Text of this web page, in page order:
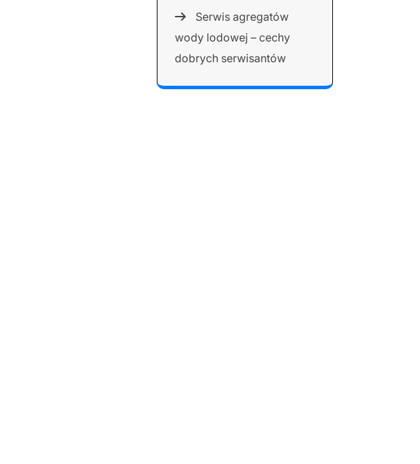
Serwis agregatów
wody lodowej – cechy
dobrych serwisantów